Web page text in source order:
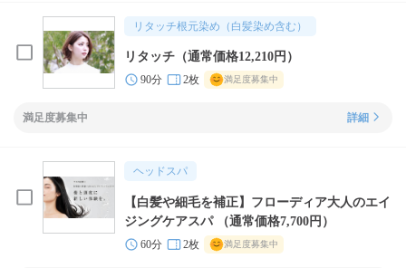
リタッチ根元染め（白髪染め含む）
リタッチ（通常価格12,210円）
90分 2枚 満足度募集中
満足度募集中 詳細
ヘッドスパ
【白髪や細毛を補正】フローディア大人のエイ
ジングケアスパ （通常価格7,700円）
60分 2枚 満足度募集中